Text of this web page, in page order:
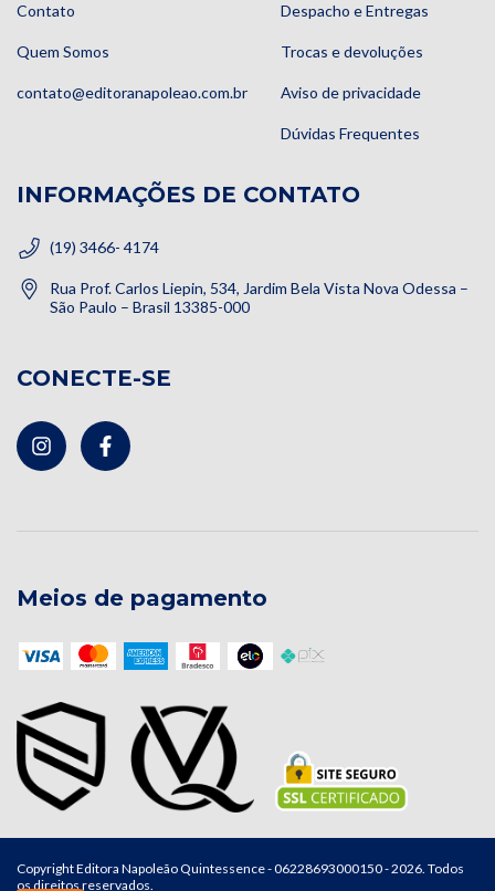
Contato
Quem Somos
contato@editoranapoleao.com.br
Despacho e Entregas
Trocas e devoluções
Aviso de privacidade
Dúvidas Frequentes
INFORMAÇÕES DE CONTATO
(19) 3466- 4174
Rua Prof. Carlos Liepin, 534, Jardim Bela Vista Nova Odessa –
São Paulo – Brasil 13385-000
CONECTE-SE
Meios de pagamento
Copyright Editora Napoleão Quintessence - 06228693000150 - 2026. Todos
os direitos reservados.